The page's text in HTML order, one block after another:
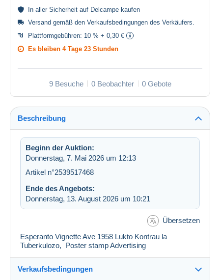
In aller Sicherheit auf Delcampe kaufen
Versand gemäß den Verkaufsbedingungen des Verkäufers
Plattformgebühren: 10 % + 0,30 €
Es bleiben 4 Tage 23 Stunden
9 Besuche 0 Beobachter 0 Gebote
Beschreibung
Beginn der Auktion:
Donnerstag, 7. Mai 2026 um 12:13
Artikel n°2539517468
Ende des Angebots:
Donnerstag, 13. August 2026 um 10:21
Übersetzen
Esperanto Vignette Ave 1958 Lukto Kontrau la
Tuberkulozo, Poster stamp Advertising
Verkaufsbedingungen